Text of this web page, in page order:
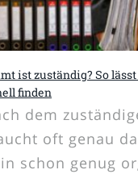
ist zuständig? So
finden
dem
oft genau
schon genug